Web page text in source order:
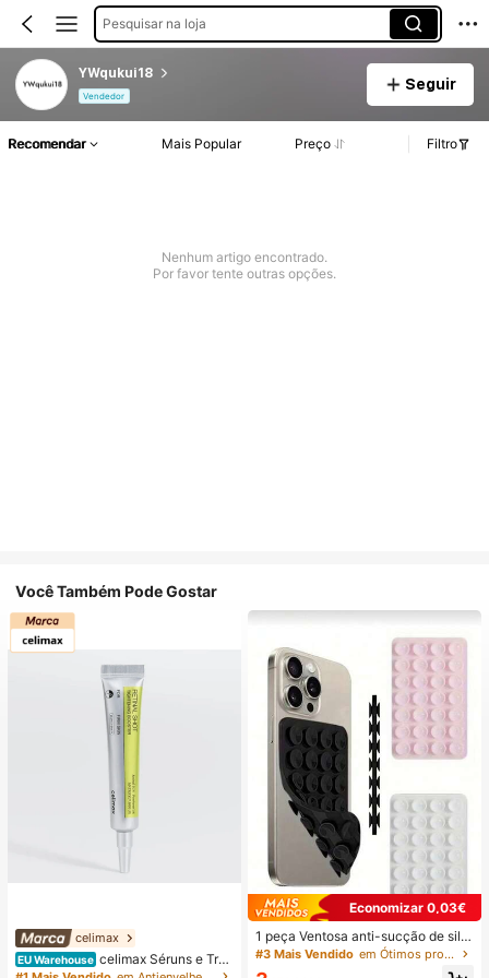
Pesquisar na loja
YWqukui18
Vendedor
Seguir
Recomendar Mais Popular Preço Filtro
Nenhum artigo encontrado.
Por favor tente outras opções.
Você Também Pode Gostar
celimax
EU Warehouse celimax Séruns e Trat
amento Facial
Economizar 0,03€
1 peça Ventosa anti-sucção de silic
one para telemóvel, 28 peças Vento
sas de silicone (almofadas de sucç
#3 Mais Vendido em Ótimos produtos para dormir Artigos essenciais